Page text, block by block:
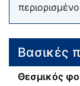
Βασικές
Θεσμικός